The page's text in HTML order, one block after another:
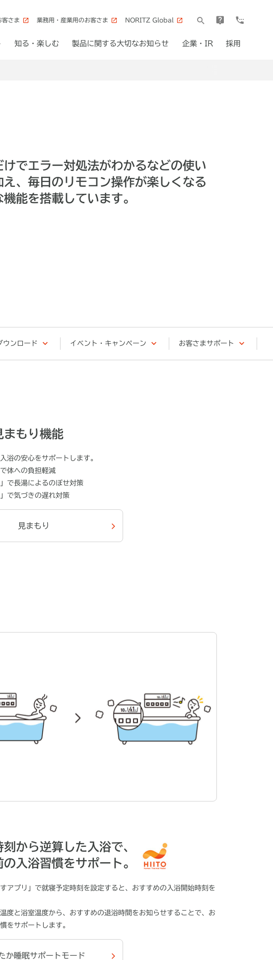
客さま 業務用・産業用のお客さま NORITZ Global
知る・楽しむ 製品に関する大切なお知らせ 企業・IR 採用
けでエラー対処法がわかるなどの使い
え、毎日のリモコン操作が楽しくなる
能を搭載しています。
ウンロード イベント・キャンペーン お客さまサポート
まもり機能
浴の安心をサポートします。
体への負担軽減
で長湯によるのぼせ対策
で気づきの遅れ対策
見まもり
から逆算した入浴で、
入浴習慣をサポート。
アプリ」で就寝予定時刻を設定すると、おすすめの入浴開始時刻を
度と浴室温度から、おすすめの退浴時間をお知らせすることで、お
をサポートします。
か睡眠サポートモード